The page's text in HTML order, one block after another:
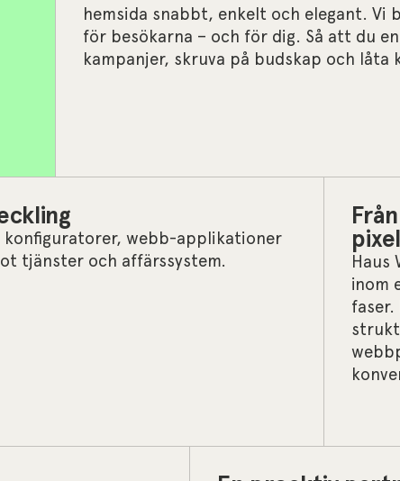
hemsida snabbt, enkelt och elegant. Vi
för besökarna – och för dig. Så att du
kampanjer, skruva på budskap och låta
konfiguratorer, webb-applikationer
tjänster och affärssystem.
Haus
inom